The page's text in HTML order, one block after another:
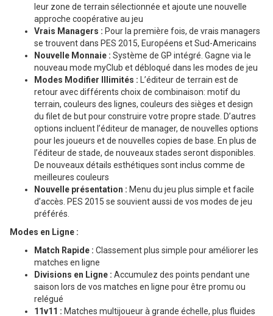
leur zone de terrain sélectionnée et ajoute une nouvelle
approche coopérative au jeu
Vrais Managers : Pour la première fois, de vrais managers
se trouvent dans PES 2015, Européens et Sud-Americains
Nouvelle Monnaie : Système de GP intégré. Gagne via le
nouveau mode myClub et débloqué dans les modes de jeu
Modes Modifier Illimités : L’éditeur de terrain est de
retour avec différents choix de combinaison: motif du
terrain, couleurs des lignes, couleurs des sièges et design
du filet de but pour construire votre propre stade. D’autres
options incluent l’éditeur de manager, de nouvelles options
pour les joueurs et de nouvelles copies de base. En plus de
l’éditeur de stade, de nouveaux stades seront disponibles.
De nouveaux détails esthétiques sont inclus comme de
meilleures couleurs
Nouvelle présentation : Menu du jeu plus simple et facile
d’accès. PES 2015 se souvient aussi de vos modes de jeu
préférés.
Modes en Ligne :
Match Rapide : Classement plus simple pour améliorer les
matches en ligne
Divisions en Ligne : Accumulez des points pendant une
saison lors de vos matches en ligne pour être promu ou
relégué
11v11 : Matches multijoueur à grande échelle, plus fluides